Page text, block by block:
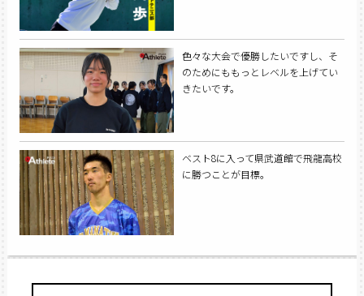
色々な大会で優勝したいですし、そ
のためにももっとレベルを上げてい
きたいです。
ベスト8に入って県武道館で飛龍高校
に勝つことが目標。